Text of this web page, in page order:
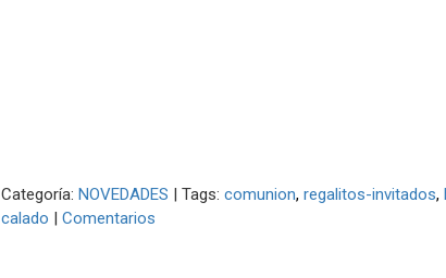
Categoría: NOVEDADES | Tags: comunion regalitos-invitados
calado | Comentarios